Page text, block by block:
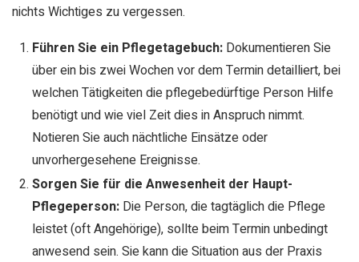
nichts Wichtiges zu vergessen.
Führen Sie ein Pflegetagebuch: Dokumentieren Sie
über ein bis zwei Wochen vor dem Termin detailliert, bei
welchen Tätigkeiten die pflegebedürftige Person Hilfe
benötigt und wie viel Zeit dies in Anspruch nimmt.
Notieren Sie auch nächtliche Einsätze oder
unvorhergesehene Ereignisse.
Sorgen Sie für die Anwesenheit der Haupt-
Pflegeperson: Die Person, die tagtäglich die Pflege
leistet (oft Angehörige), sollte beim Termin unbedingt
anwesend sein. Sie kann die Situation aus der Praxis